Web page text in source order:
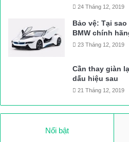
tai nạn giao thông
24 Tháng 12, 2019
Bảo vệ: Tại
BMW chính
23 Tháng 12, 2019
Cần thay giàn
dấu hiệu sau
21 Tháng 12, 2019
Nổi bật